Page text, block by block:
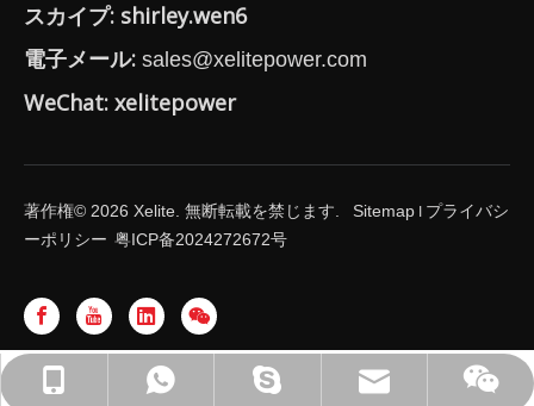
+86-18129522938
WhatsApp: +86-18129522938
shirley.wen6
sales@xelitepower.com
微信QRコード
スカイプ: shirley.wen6
電子メール: sales@xelitepower.com
WeChat: xelitepower
著作権© 2026 Xelite. 無断転載を禁じます. Sitemap
プライバシ
ーポリシー 粤ICP备2024272672号